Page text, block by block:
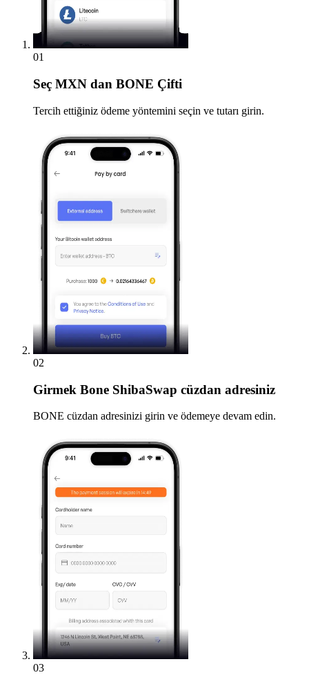
01
Seç MXN dan BONE Çifti
Tercih ettiğiniz ödeme yöntemini seçin ve tutarı girin.
02
Girmek Bone ShibaSwap cüzdan adresiniz
BONE cüzdan adresinizi girin ve ödemeye devam edin.
03